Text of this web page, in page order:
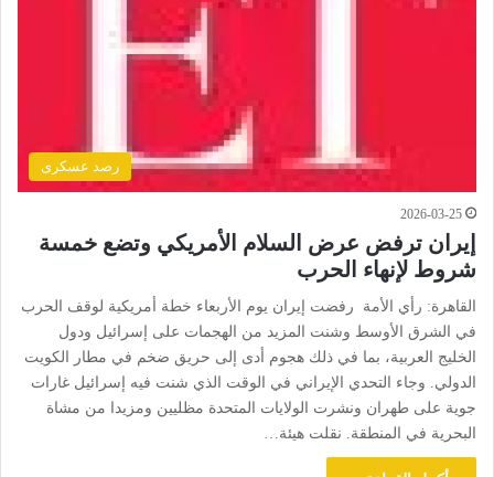
رصد عسكرى
2026-03-25
إيران ترفض عرض السلام الأمريكي وتضع خمسة
شروط لإنهاء الحرب
القاهرة: رأي الأمة رفضت إيران يوم الأربعاء خطة أمريكية لوقف الحرب
في الشرق الأوسط وشنت المزيد من الهجمات على إسرائيل ودول
الخليج العربية، بما في ذلك هجوم أدى إلى حريق ضخم في مطار الكويت
الدولي. وجاء التحدي الإيراني في الوقت الذي شنت فيه إسرائيل غارات
جوية على طهران ونشرت الولايات المتحدة مظليين ومزيدا من مشاة
البحرية في المنطقة. نقلت هيئة…